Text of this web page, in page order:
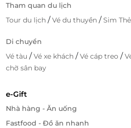
Tham quan du lịch
Tour du lịch /Vé du thuyền /Sim Thẻ
Di chuyển
Vé tàu /Vé xe khách /Vé cáp treo /
chờ sân bay
e-Gift
Nhà hàng - Ăn uống
Fastfood - Đồ ăn nhanh